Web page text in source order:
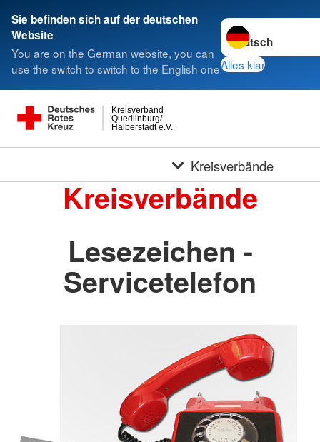
Sie befinden sich auf der deutschen
Website
You are on the German website, you can
use the switch to switch to the English one
Sprache wechseln
Alles klar
Halberstadt e.V.
Quedlinburg/
Kreisverband
Kreisverbände
Kreisverbände
Lesezeichen -
Servicetelefon